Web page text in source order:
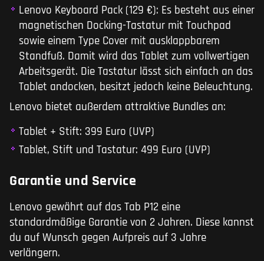
Lenovo Keyboard Pack (129 €): Es besteht aus einer
magnetischen Docking-Tastatur mit Touchpad
sowie einem Type Cover mit ausklappbarem
Standfuß. Damit wird das Tablet zum vollwertigen
Arbeitsgerät. Die Tastatur lässt sich einfach an das
Tablet andocken, besitzt jedoch keine Beleuchtung.
Lenovo bietet außerdem attraktive Bundles an:
Tablet + Stift: 399 Euro (UVP)
Tablet, Stift und Tastatur: 499 Euro (UVP)
Garantie und Service
Lenovo gewährt auf das Tab P12 eine
standardmäßige Garantie von 2 Jahren. Diese kannst
du auf Wunsch gegen Aufpreis auf 3 Jahre
verlängern.